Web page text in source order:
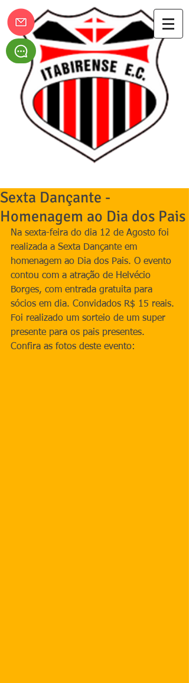
Sexta Dançante -
Homenagem ao Dia dos Pais
Na sexta-feira do dia 12 de Agosto foi
realizada a Sexta Dançante em
homenagem ao Dia dos Pais. O evento
contou com a atração de Helvécio
Borges, com entrada gratuita para
sócios em dia. Convidados R$ 15 reais.
Foi realizado um sorteio de um super
presente para os pais presentes.
Confira as fotos deste evento: